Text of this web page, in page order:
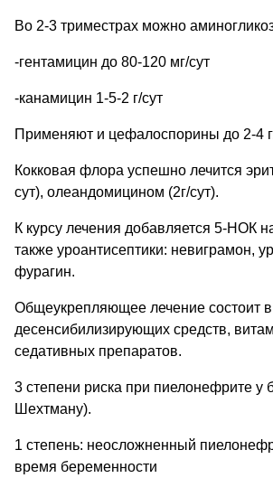
Во 2-3 триместрах можно
-гентамицин до 80-120 мг/сут
-канамицин 1-5-2 г/сут
Применяют и цефалоспорины до 2-4
Кокковая флора успешно лечится
сут), олеандомицином (2г/сут).
К курсу лечения добавляется 5-НОК
также уроантисептики: невиграмон,
фурагин.
Общеукрепляющее лечение состоит в
десенсибилизирующих средств,
седативных препаратов.
3 степени риска при пиелонефрите у
Шехтману).
1 степень: неосложненный
время беременности